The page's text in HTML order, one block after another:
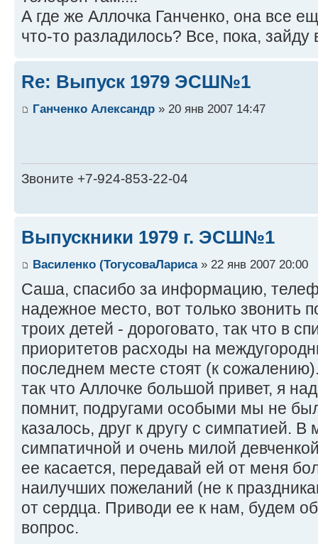
А где же Аллочка Ганченко, она все
что-то разладилось? Все, пока, зайду
Re: Выпуск 1979 ЭСШ№1
Ганченко Александр » 20 янв 2007 14:47
Звоните +7-924-853-22-04
Выпускники 1979 г. ЭСШ№1
Василенко (ТогусоваЛариса» 22 янв 2007 20:00
Саша, спасибо за информацию,
надежное место, вот только звонить
троих детей - дороговато, так что в
приоритетов расходы на
последнем месте стоят (к
так что Аллочке большой привет, я
помнит, подругами особыми мы не
казалось, друг к другу с симпатией.
симпатичной и очень милой
ее касается, передавай ей от меня
наилучших пожеланий (не к
от сердца. Приводи ее к нам, будем
вопрос.